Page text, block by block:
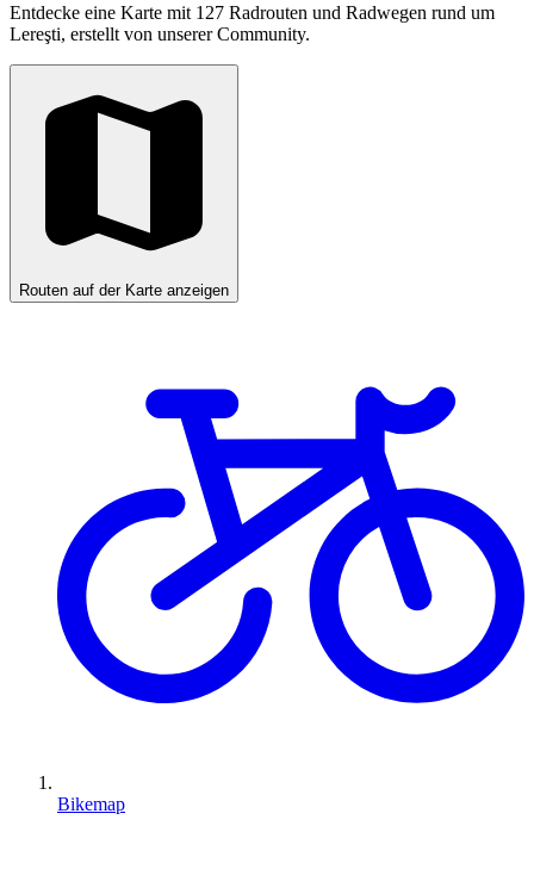
Entdecke eine Karte mit 127 Radrouten und Radwegen rund um
Lereşti, erstellt von unserer Community.
Routen auf der Karte anzeigen
Bikemap